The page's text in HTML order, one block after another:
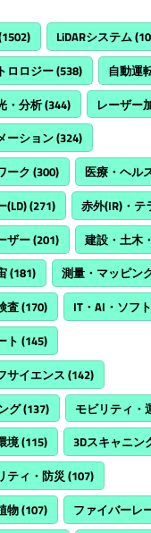
LiDARシステム
ロロジー(538) 自動運
・分析(344) レーザー
ーション(324)
ーク (300) 医療・ヘル
(LD)(271) 赤外(IR)・テ
ザー(201) 建設・土木
(181) 測量・マッピン
査(170) IT・AI・ソフ
ト (145)
サイエンス (142)
グ(137) モビリティ・
境(115) 3Dスキャニン
ティ・防災(107)
物(107) ファイバーレ